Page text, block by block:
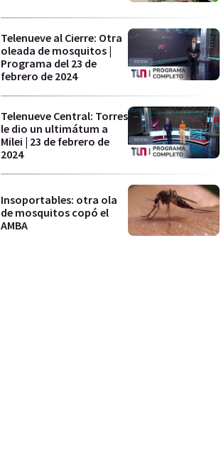
Telenueve al Cierre: Otra
oleada de mosquitos |
Programa del 23 de
febrero de 2024
Telenueve Central: Torres
le dio un ultimátum a
Milei | 23 de febrero de
2024
Insoportables: otra ola
de mosquitos copó el
AMBA